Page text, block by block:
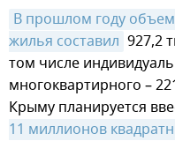
В прошлом году
жилья составил 927,2
том числе
многоквартирного –
Крыму планируется
11 миллионов